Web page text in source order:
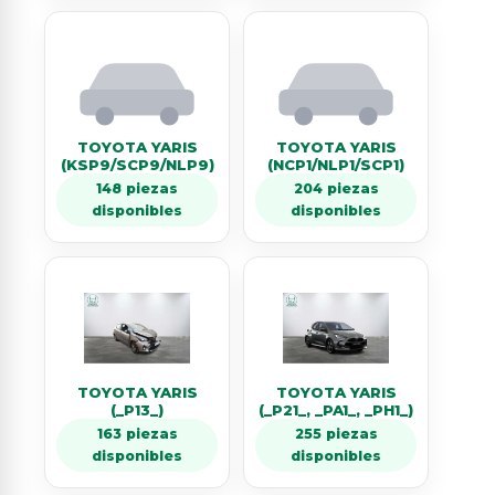
TOYOTA YARIS
(KSP9/SCP9/NLP9)
148 piezas
disponibles
TOYOTA YARIS
(NCP1/NLP1/SCP1)
204 piezas
disponibles
TOYOTA YARIS
(_P13_)
163 piezas
disponibles
TOYOTA YARIS
(_P21_, _PA1_, _PH1_)
255 piezas
disponibles